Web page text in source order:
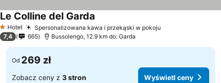
1 Kategoria
Hotel Spersonalizowana kawa i przekąski w pokoju
Le Colline del Garda
7,4 665 Bussolengo, 12.9 km do: Garda
Od 269 zł
Zobacz ceny z 3 stron Wyświetl ceny